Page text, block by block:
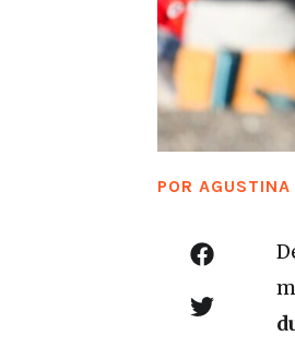
POR AGUSTINA